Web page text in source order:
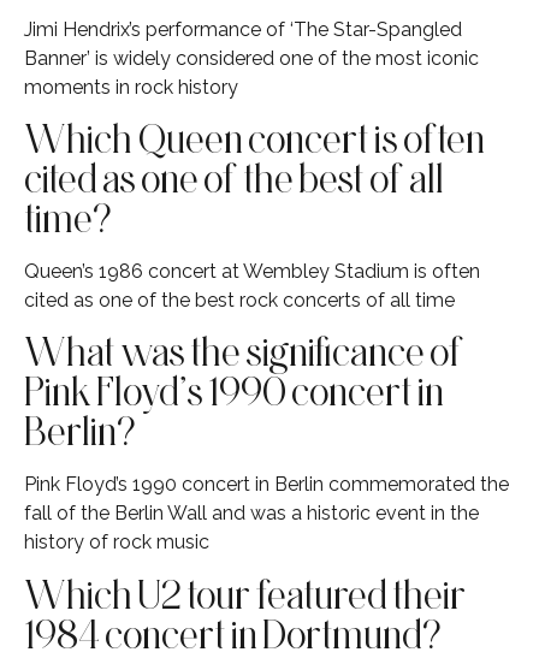
Jimi Hendrix’s performance of ‘The Star-Spangled
Banner’ is widely considered one of the most iconic
moments in rock history
Which Queen concert is often
cited as one of the best of all
time?
Queen’s 1986 concert at Wembley Stadium is often
cited as one of the best rock concerts of all time
What was the significance of
Pink Floyd’s 1990 concert in
Berlin?
Pink Floyd’s 1990 concert in Berlin commemorated the
fall of the Berlin Wall and was a historic event in the
history of rock music
Which U2 tour featured their
1984 concert in Dortmund?